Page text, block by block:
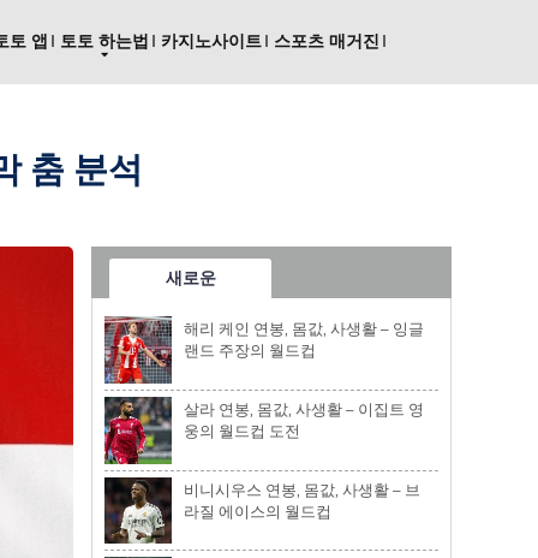
토 앱 토토 하는법 카지노사이트 스포츠 매거진
춤 분석
새로운
해리 케인 연봉, 몸값, 사생활 – 잉글
랜드 주장의 월드컵
살라 연봉, 몸값, 사생활 – 이집트 영
웅의 월드컵 도전
비니시우스 연봉, 몸값, 사생활 – 브
라질 에이스의 월드컵